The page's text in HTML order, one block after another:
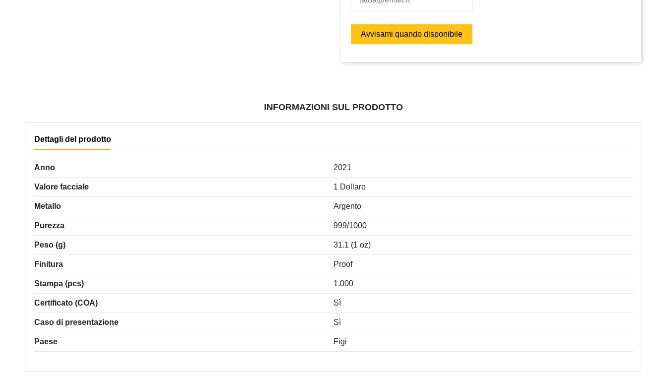
INFORMAZIONI SUL PRODOTTO
Dettagli del prodotto
Anno 2021
Valore facciale 1 Dollaro
Metallo Argento
Purezza 999/1000
Peso (g) 31.1 (1 oz)
Finitura Proof
Stampa (pcs) 1.000
Certificato (COA) Sì
Caso di presentazione Sì
Paese Figi